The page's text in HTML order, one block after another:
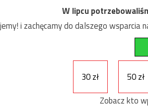
W lipcu
i zachęcamy do dalszego wsparcia
30 zł 50 zł
Zobacz kto